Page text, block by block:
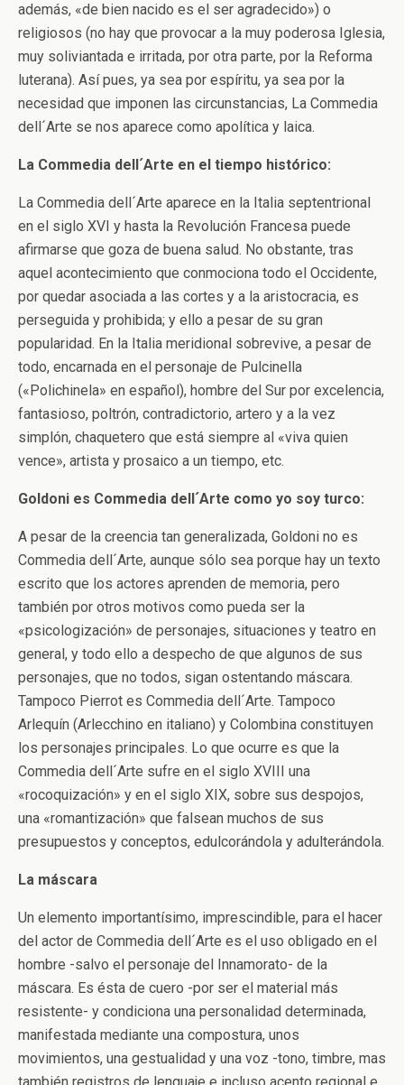
además, «de bien nacido es el ser agradecido») o
religiosos (no hay que provocar a la muy poderosa Iglesia,
muy soliviantada e irritada, por otra parte, por la Reforma
luterana). Así pues, ya sea por espíritu, ya sea por la
necesidad que imponen las circunstancias, La Commedia
dell´Arte se nos aparece como apolítica y laica.
La Commedia dell´Arte en el tiempo histórico:
La Commedia dell´Arte aparece en la Italia septentrional
en el siglo XVI y hasta la Revolución Francesa puede
afirmarse que goza de buena salud. No obstante, tras
aquel acontecimiento que conmociona todo el Occidente,
por quedar asociada a las cortes y a la aristocracia, es
perseguida y prohibida; y ello a pesar de su gran
popularidad. En la Italia meridional sobrevive, a pesar de
todo, encarnada en el personaje de Pulcinella
(«Polichinela» en español), hombre del Sur por excelencia,
fantasioso, poltrón, contradictorio, artero y a la vez
simplón, chaquetero que está siempre al «viva quien
vence», artista y prosaico a un tiempo, etc.
Goldoni es Commedia dell´Arte como yo soy turco:
A pesar de la creencia tan generalizada, Goldoni no es
Commedia dell´Arte, aunque sólo sea porque hay un texto
escrito que los actores aprenden de memoria, pero
también por otros motivos como pueda ser la
«psicologización» de personajes, situaciones y teatro en
general, y todo ello a despecho de que algunos de sus
personajes, que no todos, sigan ostentando máscara.
Tampoco Pierrot es Commedia dell´Arte. Tampoco
Arlequín (Arlecchino en italiano) y Colombina constituyen
los personajes principales. Lo que ocurre es que la
Commedia dell´Arte sufre en el siglo XVIII una
«rocoquización» y en el siglo XIX, sobre sus despojos,
una «romantización» que falsean muchos de sus
presupuestos y conceptos, edulcorándola y adulterándola.
La máscara
Un elemento importantísimo, imprescindible, para el hacer
del actor de Commedia dell´Arte es el uso obligado en el
hombre -salvo el personaje del Innamorato- de la
máscara. Es ésta de cuero -por ser el material más
resistente- y condiciona una personalidad determinada,
manifestada mediante una compostura, unos
movimientos, una gestualidad y una voz -tono, timbre, mas